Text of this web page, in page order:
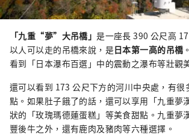
「九重“夢”大吊橋」是一座長 390 公尺高
以人可以走的吊橋來說，是日本第一高的吊橋
看到「日本瀑布百選」中的震動之瀑布等壯觀
還可以看到 173 公尺下方的河川中央處，有很
點。如果肚子餓了的話，還可以享用「九重夢
狀的「玫瑰瑪德蓮蛋糕」等美食甜點。九重夢
豐後牛之外，還有鹿肉及豬肉等六種選擇。